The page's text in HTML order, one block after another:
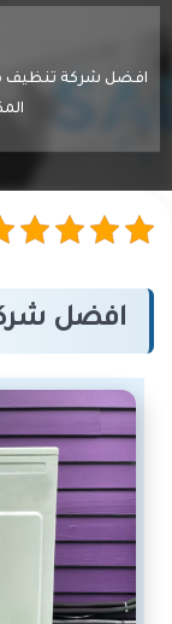
افضل شركة تنظيف
افضل